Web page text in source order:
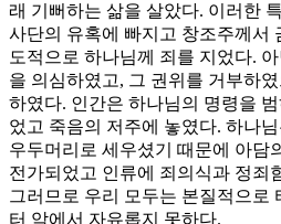
래 기뻐하는 삶을 살았다. 이러한
사단의 유혹에 빠지고 창조주께서
도적으로 하나님께 죄를 지었다.
을 의심하였고, 그 권위를 거부하
하였다. 인간은 하나님의 명령을
었고 죽음의 저주에 놓였다. 하나
우두머리로 세우셨기 때문에 아담
전가되었고 인류에 죄의식과 정죄
그러므로 우리 모두는 본질적으로
터 악에서 자유롭지 못하다.